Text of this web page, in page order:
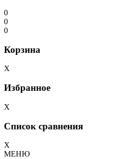
0
0
0
Корзина
X
Избранное
X
Список сравнения
X
МЕНЮ